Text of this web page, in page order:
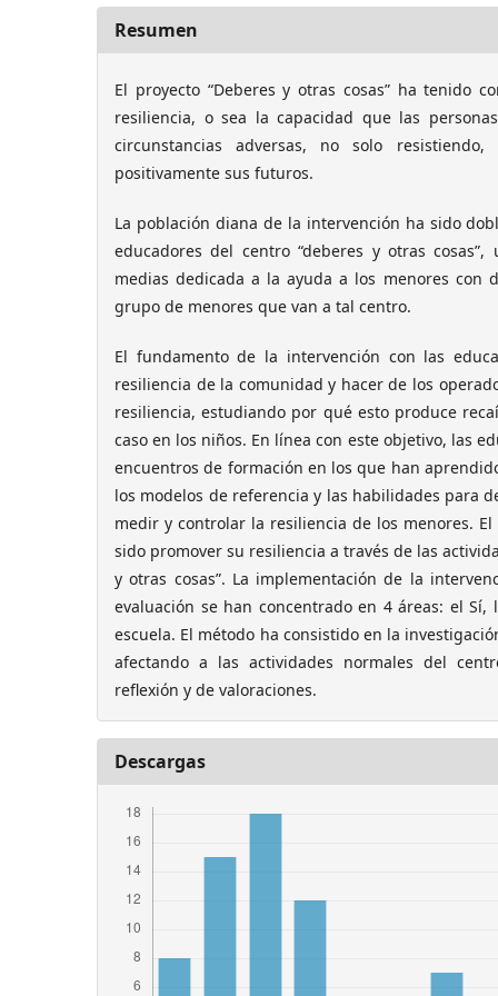
Resumen
El proyecto “Deberes y otras cosas” ha tenido
resiliencia, o sea la capacidad que las
circunstancias adversas, no solo
positivamente sus futuros.
La población diana de la intervención ha sido
educadores del centro “deberes y otras cosas”,
medias dedicada a la ayuda a los menores con
grupo de menores que van a tal centro.
El fundamento de la intervención con las
resiliencia de la comunidad y hacer de los
resiliencia, estudiando por qué esto produce
caso en los niños. En línea con este objetivo, las
encuentros de formación en los que han
los modelos de referencia y las habilidades para
medir y controlar la resiliencia de los menores.
sido promover su resiliencia a través de las
y otras cosas”. La implementación de la
evaluación se han concentrado en 4 áreas: el
escuela. El método ha consistido en la
afectando a las actividades normales del
reflexión y de valoraciones.
Descargas